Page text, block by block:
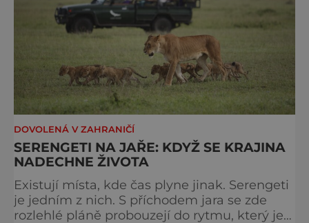
DOVOLENÁ V ZAHRANIČÍ
SERENGETI NA JAŘE: KDYŽ SE KRAJINA
NADECHNE ŽIVOTA
Existují místa, kde čas plyne jinak. Serengeti
je jedním z nich. S příchodem jara se zde
rozlehlé pláně probouzejí do rytmu, který je